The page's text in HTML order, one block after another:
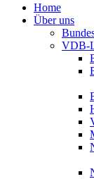
Home
Über uns
VDB-